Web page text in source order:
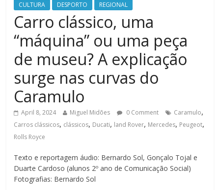
CULTURA DESPORTO REGIONAL
Carro clássico, uma
“máquina” ou uma peça
de museu? A explicação
surge nas curvas do
Caramulo
April 8, 2024 Miguel Midões 0 Comment Caramulo,
Carros clássicos, clássicos, Ducati, land Rover, Mercedes, Peugeot,
Rolls Royce
Texto e reportagem áudio: Bernardo Sol, Gonçalo Tojal e
Duarte Cardoso (alunos 2º ano de Comunicação Social)
Fotografias: Bernardo Sol